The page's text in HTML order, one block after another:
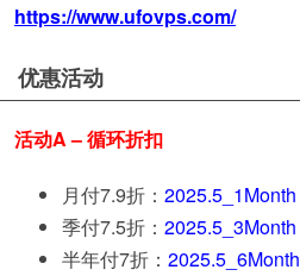
https://www.ufovps.com/
优惠活动
活动A – 循环折扣
月付7.9折： 2025.5_1Month
季付7.5折： 2025.5_3Month
半年付7折： 2025.5_6Month